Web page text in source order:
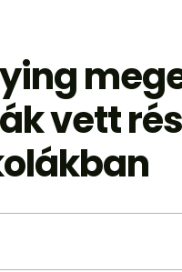
vett